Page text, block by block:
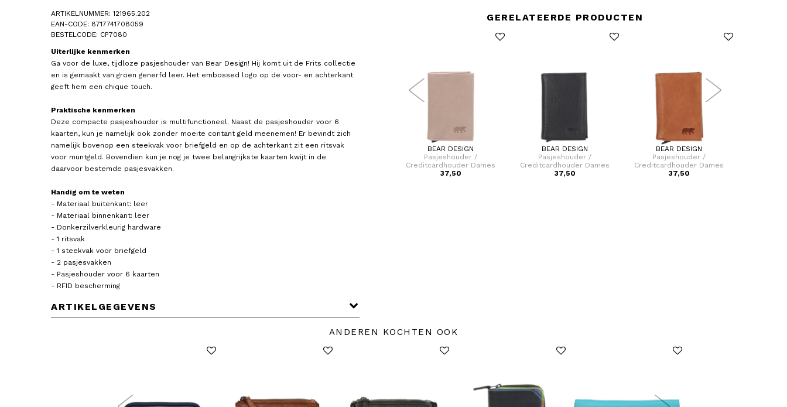
ARTIKELNUMMER: 121965.202
EAN-CODE: 8717741708059
BESTELCODE: CP7080
Uiterlijke kenmerken
Ga voor de luxe, tijdloze pasjeshouder van Bear Design! Hij komt uit de Frits collectie
en is gemaakt van groen generfd leer. Het embossed logo op de voor- en achterkant
geeft hem een chique touch.
Praktische kenmerken
Deze compacte pasjeshouder is multifunctioneel. Naast de pasjeshouder voor 6
kaarten, kun je namelijk ook zonder moeite contant geld meenemen! Er bevindt zich
namelijk bovenop een steekvak voor briefgeld en op de achterkant zit een ritsvak
voor muntgeld. Bovendien kun je nog je twee belangrijkste kaarten kwijt in de
daarvoor bestemde pasjesvakken.
Handig om te weten
- Materiaal buitenkant: leer
- Materiaal binnenkant: leer
- Donkerzilverkleurig hardware
- 1 ritsvak
- 1 steekvak voor briefgeld
- 2 pasjesvakken
- Pasjeshouder voor 6 kaarten
- RFID bescherming
ARTIKELGEGEVENS
GERELATEERDE PRODUCTEN
CHARM LONDON
Pasjeshouder / Kaarthouder
Leer Charm London
39,95
CHARM LONDON
Pasjeshouder / Kaarthouder
CHARM LONDON
Pasjeshouder / Kaarthouder
BEAR DESIGN
Pasjeshouder /
Creditcardhouder Dames
Uitschuifbaar Leer Frits
37,50
BEAR DESIGN
Pasjeshouder /
Creditcardhouder Dames
Uitschuifbaar Leer Frits
37,50
BEAR DESIGN
Pasjeshouder /
Creditcardhouder Dames
Uitschuifbaar Leer Frits
37,50
ANDEREN KOCHTEN OOK